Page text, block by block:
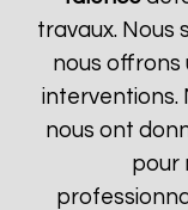
travaux. Nous
nous offrons
interventions.
nous ont
pour